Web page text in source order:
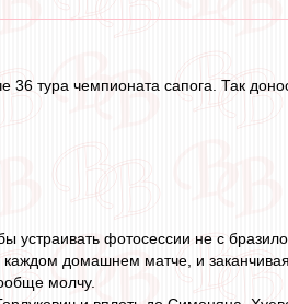
тура чемпионата сапога. Так
устраивать фотосессии не с
домашнем матче, и
молчу.